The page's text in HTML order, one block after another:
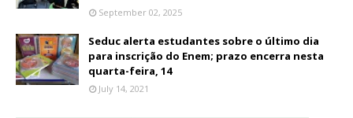
September 02, 2025
Seduc alerta estudantes sobre o último dia
para inscrição do Enem; prazo encerra nesta
quarta-feira, 14
July 14, 2021